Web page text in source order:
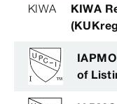
KIWA
KIWA
of